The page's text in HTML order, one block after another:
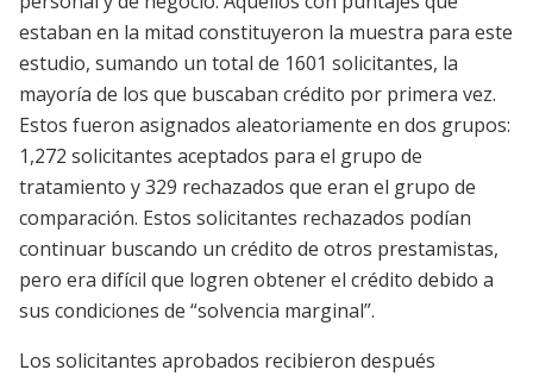
estaban en la mitad constituyeron la muestra para este
estudio, sumando un total de 1601 solicitantes, la
mayoría de los que buscaban crédito por primera vez.
Estos fueron asignados aleatoriamente en dos grupos:
1,272 solicitantes aceptados para el grupo de
tratamiento y 329 rechazados que eran el grupo de
comparación. Estos solicitantes rechazados podían
continuar buscando un crédito de otros prestamistas,
pero era difícil que logren obtener el crédito debido a
sus condiciones de “solvencia marginal”.
Los solicitantes aprobados recibieron después